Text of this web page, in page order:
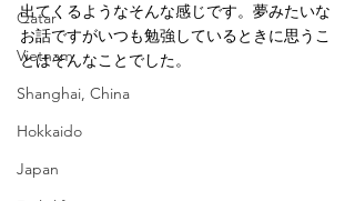
Qatar
Vietnam
Shanghai, China
Hokkaido
Japan
出てくるようなそんな感じです。夢みたいな
お話ですがいつも勉強しているときに思うこ
とはそんなことでした。